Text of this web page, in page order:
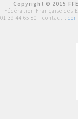
Copyright © 2015
Fédération Française des
01 39 44 65 80 | contact :